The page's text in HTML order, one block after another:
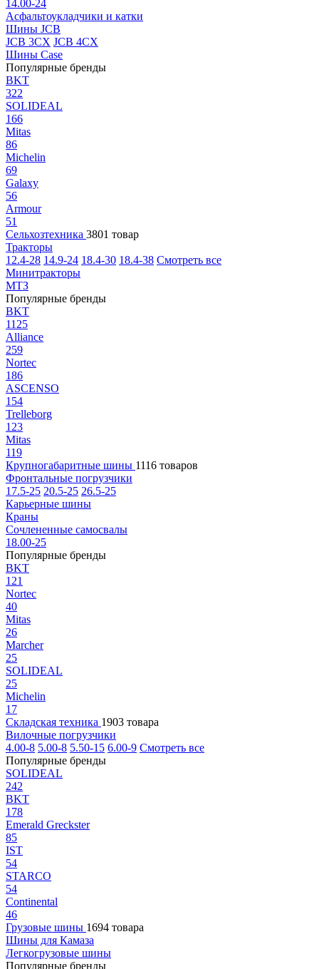
14.00-24
Асфальтоукладчики и катки
Шины JCB
JCB 3CX JCB 4CX
Шины Case
Популярные бренды
BKT
322
SOLIDEAL
166
Mitas
86
Michelin
69
Galaxy
56
Armour
51
Сельхозтехника 3801 товар
Тракторы
12.4-28 14.9-24 18.4-30 18.4-38 Смотреть все
Минитракторы
МТЗ
Популярные бренды
BKT
1125
Alliance
259
Nortec
186
ASCENSO
154
Trelleborg
123
Mitas
119
Крупногабаритные шины 1116 товаров
Фронтальные погрузчики
17.5-25 20.5-25 26.5-25
Карьерные шины
Краны
Сочлененные самосвалы
18.00-25
Популярные бренды
BKT
121
Nortec
40
Mitas
26
Marcher
25
SOLIDEAL
25
Michelin
17
Складская техника 1903 товара
Вилочные погрузчики
4.00-8 5.00-8 5.50-15 6.00-9 Смотреть все
Популярные бренды
SOLIDEAL
242
BKT
178
Emerald Greckster
85
IST
54
STARCO
54
Continental
46
Грузовые шины 1694 товара
Шины для Камаза
Легкогрузовые шины
Популярные бренды